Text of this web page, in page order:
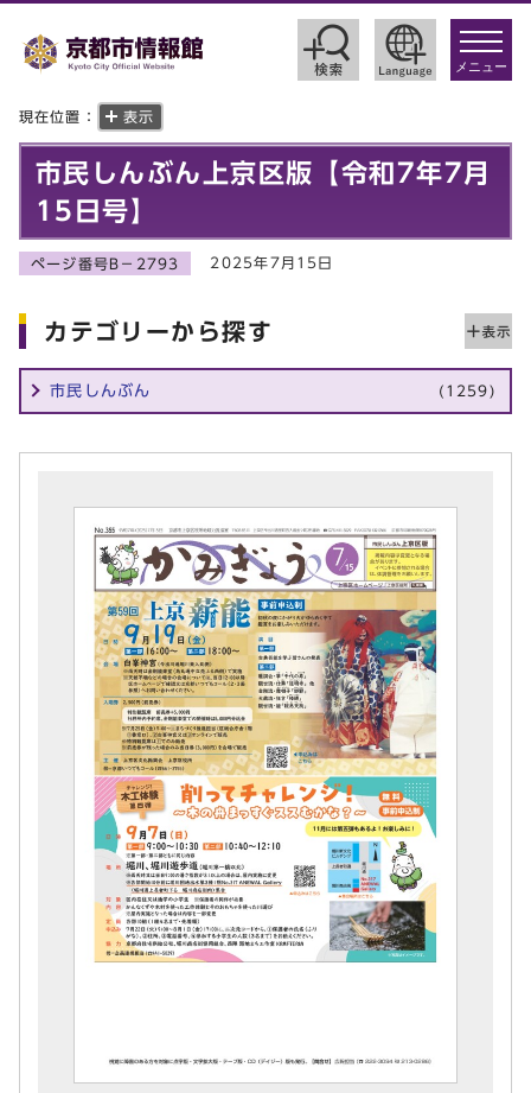
toggle
メニュー
現在位置： 表示
市民しんぶん上京区版【令和7年7月
15日号】
ページ番号B－2793 2025年7月15日
カテゴリーから探す
市民しんぶん (1259)